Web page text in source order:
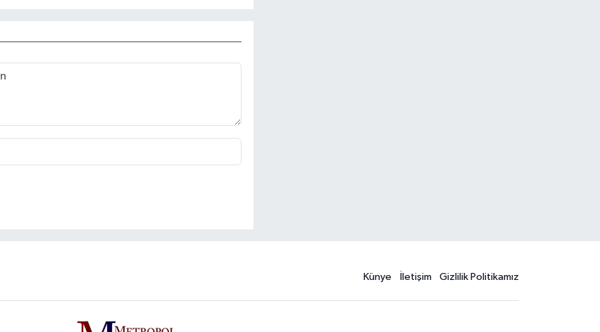
Künye İletişim Gizlilik Politikamız